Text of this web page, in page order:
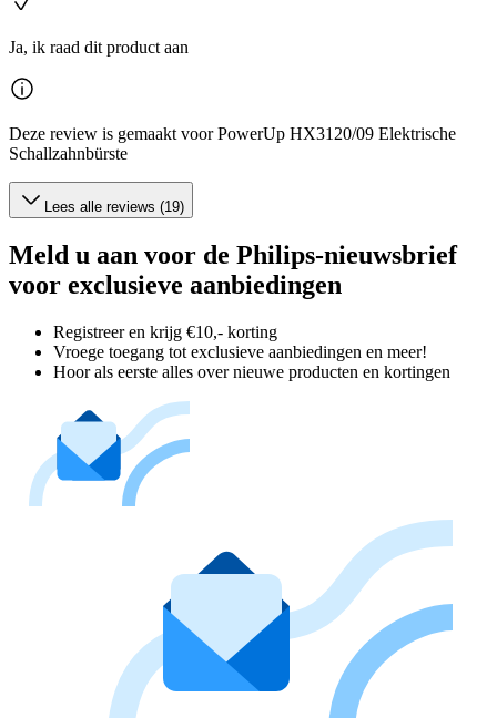
Ja, ik raad dit product aan
Deze review is gemaakt voor PowerUp HX3120/09 Elektrische
Schallzahnbürste
Lees alle reviews (19)
Meld u aan voor de Philips-nieuwsbrief
voor exclusieve aanbiedingen
Registreer en krijg €10,- korting
Vroege toegang tot exclusieve aanbiedingen en meer!
Hoor als eerste alles over nieuwe producten en kortingen